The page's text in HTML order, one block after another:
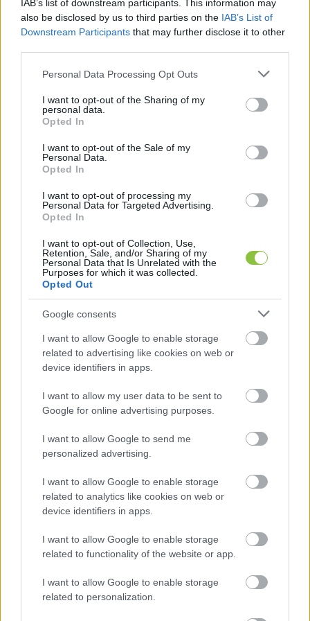
IAB’s list of downstream participants. This information may
also be disclosed by us to third parties on the IAB’s List of
Downstream Participants that may further disclose it to other
Please note that this website/app uses one or more Google
not limited to your visit or usage behaviour. You may click to
grant or deny consent to Google and its third-party tags to
use your data for below specified purposes in below Google
consent section.
Personal Data Processing Opt Outs
I want to opt-out of the Sharing of my
personal data.
Opted In
I want to opt-out of the Sale of my
Personal Data.
Opted In
I want to opt-out of processing my
Personal Data for Targeted Advertising.
Opted In
I want to opt-out of Collection, Use,
Retention, Sale, and/or Sharing of my
Personal Data that Is Unrelated with the
Purposes for which it was collected.
Opted Out
Google consents
I want to allow Google to enable storage
related to advertising like cookies on web or
device identifiers in apps.
I want to allow my user data to be sent to
Google for online advertising purposes.
I want to allow Google to send me
personalized advertising.
I want to allow Google to enable storage
related to analytics like cookies on web or
device identifiers in apps.
I want to allow Google to enable storage
related to functionality of the website or app.
I want to allow Google to enable storage
related to personalization.
HIRDETÉS
impresszuma már egy ideje nem elérhető.
A Kúria döntése után fordultunk a hatósághoz,
hogy rendben vannak-e a feltüntetett adatok. A
nyilvántartásában a Kecskeméti Lapok
Kecskeméti Lapok Kft. adja ki. Csakhogy az
impresszum szerint ennek a cégnek a
megbízásából a Kecskeméti Televízió Kft. a kiadó
Kozák Polett főszerkesztőségével. Vagyis az
a Kúria döntésében is. Hiszen amíg a Nemzeti
Választási Bizottság (NVB) lényegében azt
mondta ki, hogy nincs itt semmi látnivaló és
tévedett a területi választási bizottság